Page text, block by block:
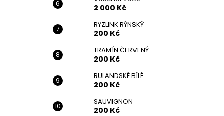
2 000 Kč
RYZLINK RÝNSKÝ
200 Kč
TRAMÍN ČERVENÝ
200 Kč
RULANDSKÉ BÍLÉ
200 Kč
SAUVIGNON
200 Kč